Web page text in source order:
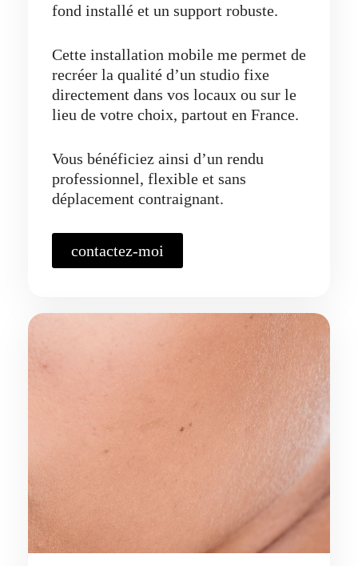
fond installé et un support robuste.
Cette installation mobile me permet de
recréer la qualité d’un studio fixe
directement dans vos locaux ou sur le
lieu de votre choix, partout en France.
Vous bénéficiez ainsi d’un rendu
professionnel, flexible et sans
déplacement contraignant.
contactez-moi